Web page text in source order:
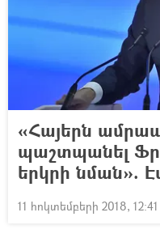
«Հայերն
պաշտպանել
երկրի նման».
11 հոկտեմբերի 2018, 12:41